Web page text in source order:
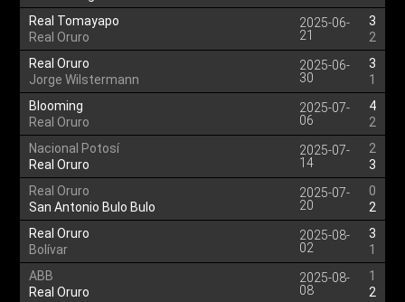
Real Tomayapo
Real Oruro
2025-06-
21
3
2
Real Oruro
Jorge Wilstermann
2025-06-
30
3
1
Blooming
Real Oruro
2025-07-
06
4
2
Nacional Potosí
Real Oruro
2025-07-
14
2
3
Real Oruro
San Antonio Bulo Bulo
2025-07-
20
0
2
Real Oruro
Bolívar
2025-08-
02
3
1
ABB
Real Oruro
2025-08-
08
1
2